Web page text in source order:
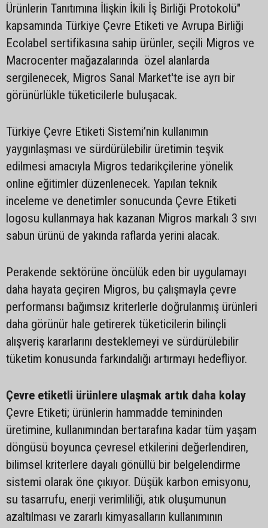
Ürünlerin Tanıtımına İlişkin İkili İş Birliği Protokolü"
kapsamında Türkiye Çevre Etiketi ve Avrupa Birliği
Ecolabel sertifikasına sahip ürünler, seçili Migros ve
Macrocenter mağazalarında özel alanlarda
sergilenecek, Migros Sanal Market'te ise ayrı bir
görünürlükle tüketicilerle buluşacak.
Türkiye Çevre Etiketi Sistemi’nin kullanımın
yaygınlaşması ve sürdürülebilir üretimin teşvik
edilmesi amacıyla Migros tedarikçilerine yönelik
online eğitimler düzenlenecek. Yapılan teknik
inceleme ve denetimler sonucunda Çevre Etiketi
logosu kullanmaya hak kazanan Migros markalı 3 sıvı
sabun ürünü de yakında raflarda yerini alacak.
Perakende sektörüne öncülük eden bir uygulamayı
daha hayata geçiren Migros, bu çalışmayla çevre
performansı bağımsız kriterlerle doğrulanmış ürünleri
daha görünür hale getirerek tüketicilerin bilinçli
alışveriş kararlarını desteklemeyi ve sürdürülebilir
tüketim konusunda farkındalığı artırmayı hedefliyor.
Çevre etiketli ürünlere ulaşmak artık daha kolay
Çevre Etiketi; ürünlerin hammadde temininden
üretimine, kullanımından bertarafına kadar tüm yaşam
döngüsü boyunca çevresel etkilerini değerlendiren,
bilimsel kriterlere dayalı gönüllü bir belgelendirme
sistemi olarak öne çıkıyor. Düşük karbon emisyonu,
su tasarrufu, enerji verimliliği, atık oluşumunun
azaltılması ve zararlı kimyasalların kullanımının